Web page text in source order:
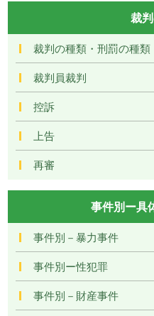
裁
裁判の種類・刑罰の種類
裁判員裁判
控訴
上告
再審
事件別ー具
事件別－暴力事件
事件別ー性犯罪
事件別－財産事件